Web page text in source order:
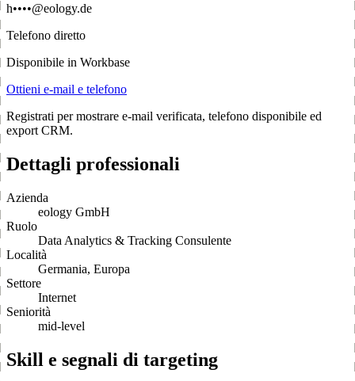
h••••@eology.de
Telefono diretto
Disponibile in Workbase
Ottieni e-mail e telefono
Registrati per mostrare e-mail verificata, telefono disponibile ed
export CRM.
Dettagli professionali
Azienda
eology GmbH
Ruolo
Data Analytics & Tracking Consulente
Località
Germania, Europa
Settore
Internet
Seniorità
mid-level
Skill e segnali di targeting